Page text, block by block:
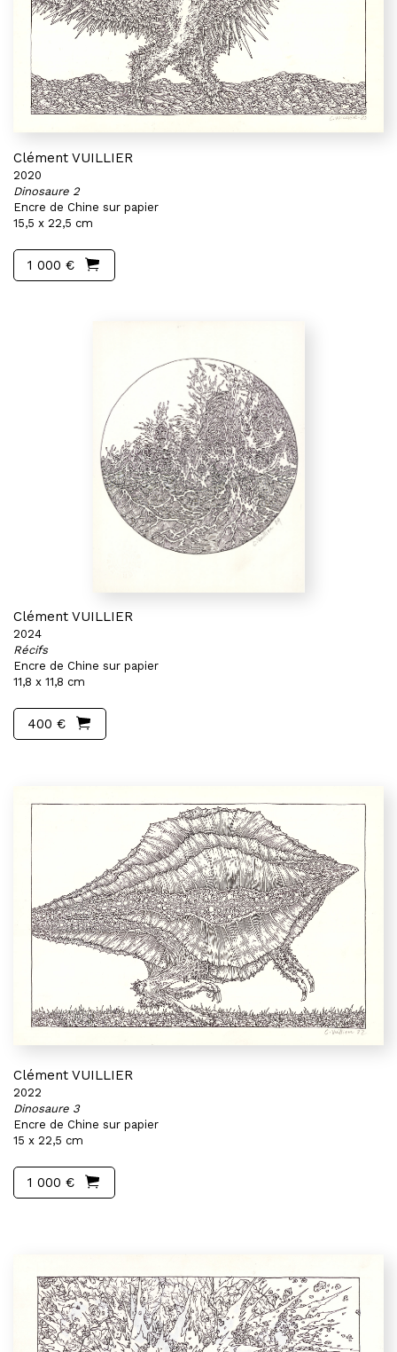
Clément VUILLIER
2020
Dinosaure 2
Encre de Chine sur papier
15,5 x 22,5 cm
1 000 €
Clément VUILLIER
2024
Récifs
Encre de Chine sur papier
11,8 x 11,8 cm
400 €
Clément VUILLIER
2022
Dinosaure 3
Encre de Chine sur papier
15 x 22,5 cm
1 000 €